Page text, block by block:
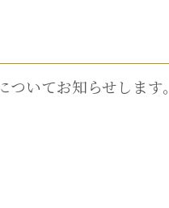
いてお知らせします。